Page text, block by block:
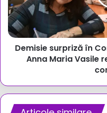
Prahova.
Anna
Maria
Vasile
renunță
consilier
Demisie surpriză în
Anna Maria Vasile